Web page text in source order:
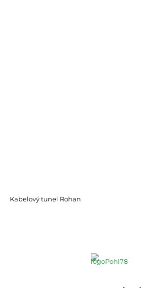
Kabelový tunel Rohan